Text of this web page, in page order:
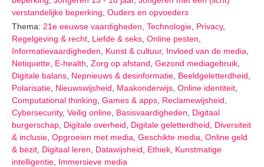
verstandelijke beperking Ouders en opvoeders
Thema: 21e eeuwse vaardigheden Technologie Privacy,
Regelgeving & recht Liefde & seks Online pesten
Informatievaardigheden
Kunst & cultuur, Invloed van de media
Netiquette E-health Zorg op afstand Gezond mediagebruik
Digitale balans Nepnieuws & desinformatie Beeldgeletterdheid
Polarisatie Nieuwswijsheid Maakonderwijs Online identiteit
Computational thinking Games & apps Reclamewijsheid
Cybersecurity, Veilig online Basisvaardigheden
Digitaal
burgerschap Digitale overheid Digitale geletterdheid
Diversiteit
& inclusie Opgroeien met media Geschikte media Online geld
& bezit Digitaal leren Datawijsheid Ethiek Kunstmatige
intelligentie Immersieve media